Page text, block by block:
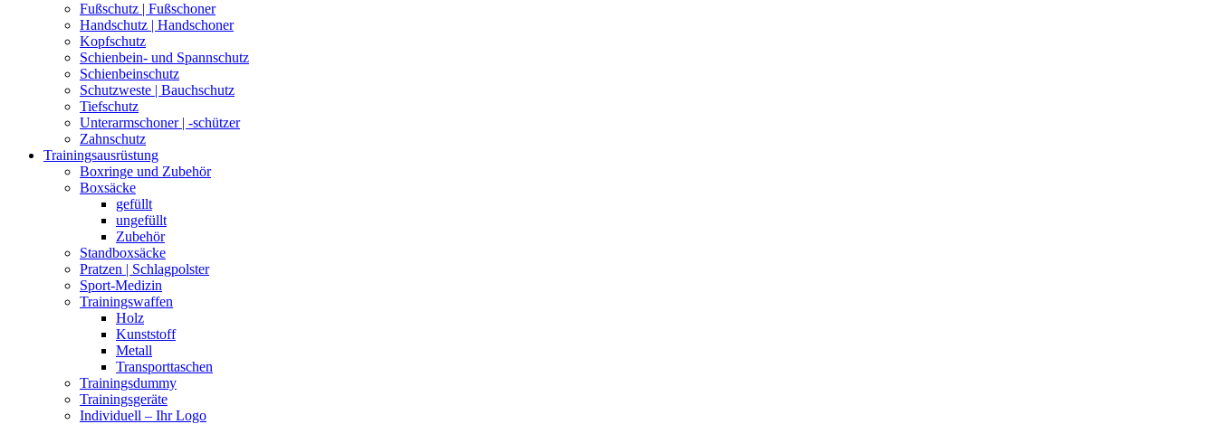
Fußschutz | Fußschoner
Handschutz | Handschoner
Kopfschutz
Schienbein- und Spannschutz
Schienbeinschutz
Schutzweste | Bauchschutz
Tiefschutz
Unterarmschoner | -schützer
Zahnschutz
Trainingsausrüstung
Boxringe und Zubehör
Boxsäcke
gefüllt
ungefüllt
Zubehör
Standboxsäcke
Pratzen | Schlagpolster
Sport-Medizin
Trainingswaffen
Holz
Kunststoff
Metall
Transporttaschen
Trainingsdummy
Trainingsgeräte
Individuell – Ihr Logo